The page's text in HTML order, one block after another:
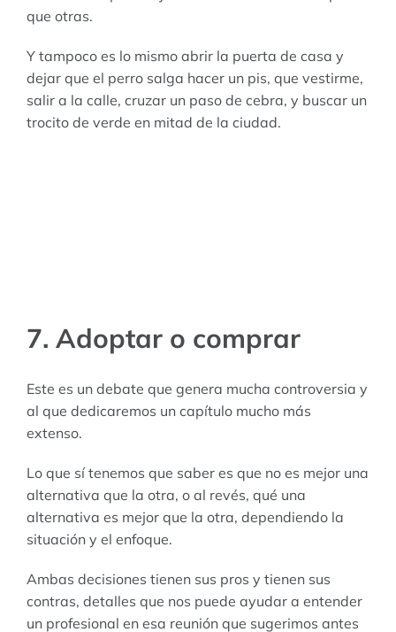
que otras.
Y tampoco es lo mismo abrir la puerta de casa y
dejar que el perro salga hacer un pis, que vestirme,
salir a la calle, cruzar un paso de cebra, y buscar un
trocito de verde en mitad de la ciudad.
7. Adoptar o comprar
Este es un debate que genera mucha controversia y
al que dedicaremos un capítulo mucho más
extenso.
Lo que sí tenemos que saber es que no es mejor una
alternativa que la otra, o al revés, qué una
alternativa es mejor que la otra, dependiendo la
situación y el enfoque.
Ambas decisiones tienen sus pros y tienen sus
contras, detalles que nos puede ayudar a entender
un profesional en esa reunión que sugerimos antes